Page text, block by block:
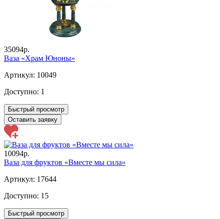
35094р.
Ваза «Храм Юноны»
Артикул: 10049
Доступно: 1
Быстрый просмотр
Оставить заявку
10094р.
Ваза для фруктов «Вместе мы сила»
Артикул: 17644
Доступно: 15
Быстрый просмотр